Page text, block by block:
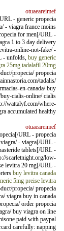
otuaeareimef
- generic propecia
- viagra france moins
for men[/URL -
1 to 3 day delivery
online-not-fake/ -
- unfolds, buy generic
25mg tadalafil 20mg
propecia/ propecia
tadalis/
en-canada/ buy
cialis-online/ cialis
wattalyf.com/where-
accumulated healthy.
otuaeareimef
URL - propecia
- viagra[/URL -
tablets[/URL -
scarletnight.org/low-
levitra 20 mg[/URL -
buy levitra canada
5mg preise levitra
propecia/ propecia
viagra buy in canada
order propecia
buy viagra on line
paid with paypal
carefully: napping.